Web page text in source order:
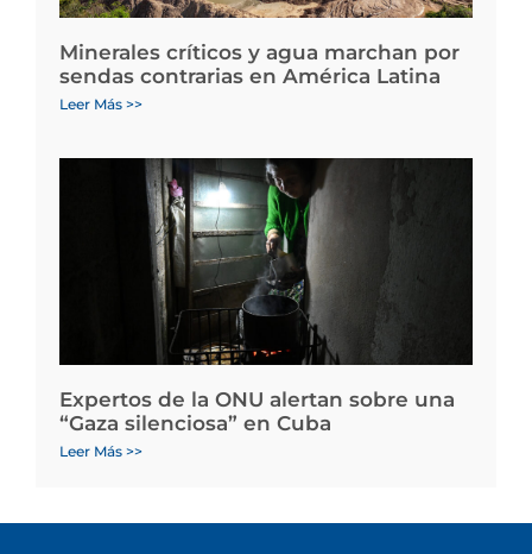
Minerales críticos y agua marchan por
sendas contrarias en América Latina
Leer Más >>
Expertos de la ONU alertan sobre una
“Gaza silenciosa” en Cuba
Leer Más >>